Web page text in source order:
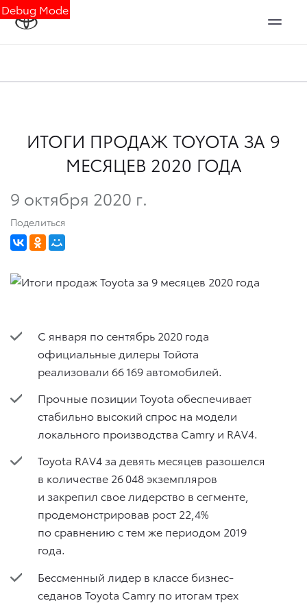
Debug Mode
ИТОГИ ПРОДАЖ TOYOTA ЗА 9
МЕСЯЦЕВ 2020 ГОДА
9 октября 2020 г.
Поделиться
С января по сентябрь 2020 года
официальные дилеры Тойота
реализовали 66 169 автомобилей.
Прочные позиции Toyota обеспечивает
стабильно высокий спрос на модели
локального производства Camry и RAV4.
Toyota RAV4 за девять месяцев разошелся
в количестве 26 048 экземпляров
и закрепил свое лидерство в сегменте,
продемонстрировав рост 22,4%
по сравнению с тем же периодом 2019
года.
Бессменный лидер в классе бизнес-
седанов Toyota Camry по итогам трех